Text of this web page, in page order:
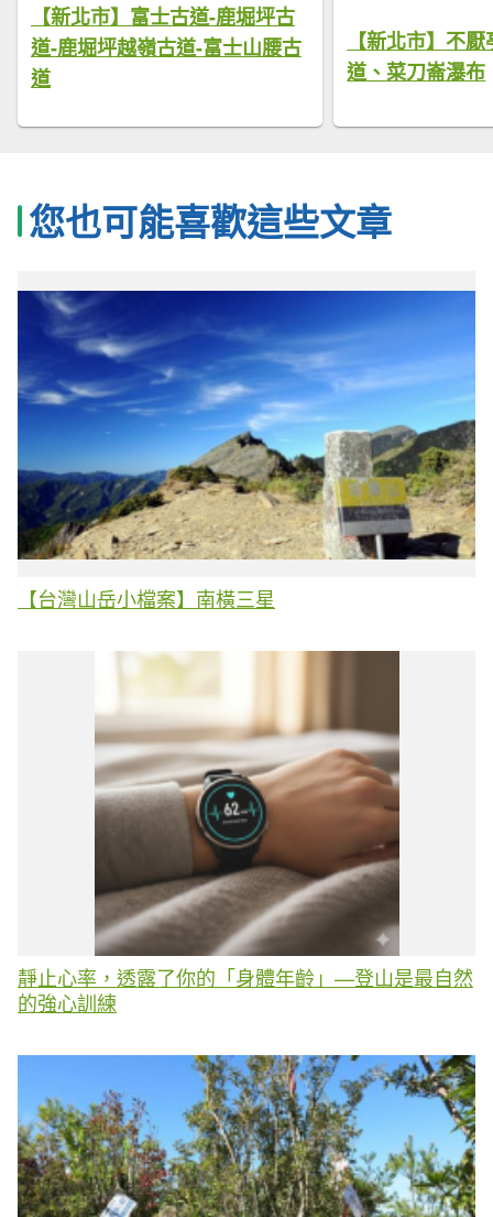
【新北市】富士古道-鹿堀坪古
道-鹿堀坪越嶺古道-富士山腰古
道
【新北市】不
道、菜刀崙瀑布
您也可能喜歡這些文章
【台灣山岳小檔案】南橫三星
靜止心率，透露了你的「身體年齡」—登山是最自然
的強心訓練